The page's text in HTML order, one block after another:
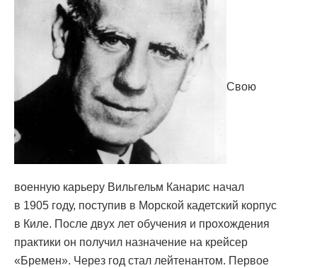
Свою
военную карьеру Вильгельм Канарис начал
в 1905 году, поступив в Морской кадетский корпус
в Киле. После двух лет обучения и прохождения
практики он получил назначение на крейсер
«Бремен». Через год стал лейтенантом. Первое